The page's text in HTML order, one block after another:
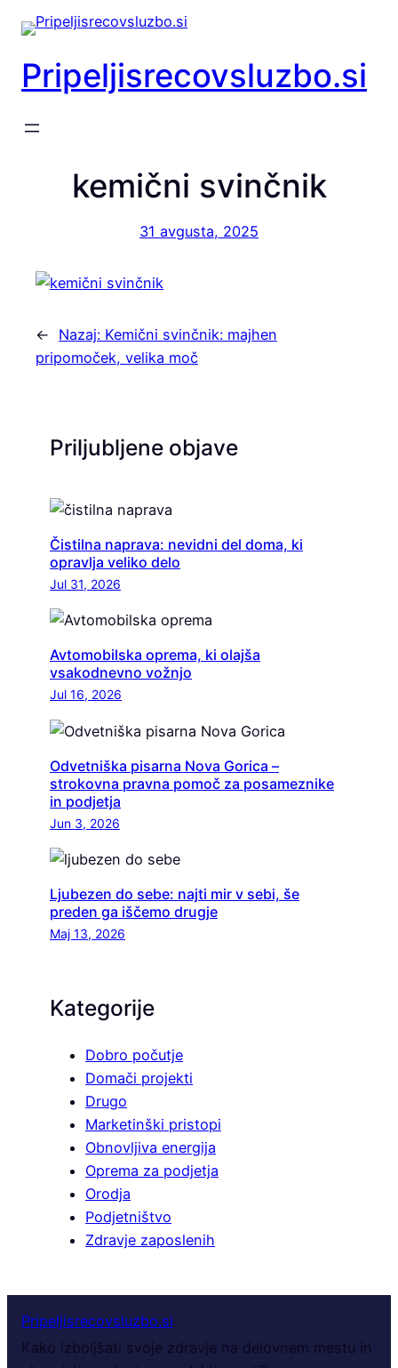
Preskoči
na
vsebino
Pripeljisrecovsluzbo.si
kemični svinčnik
31 avgusta, 2025
← Nazaj: Kemični svinčnik: majhen
pripomoček, velika moč
Priljubljene objave
Čistilna naprava: nevidni del doma, ki
opravlja veliko delo
Jul 31, 2026
Avtomobilska oprema, ki olajša
vsakodnevno vožnjo
Jul 16, 2026
Odvetniška pisarna Nova Gorica –
strokovna pravna pomoč za posameznike
in podjetja
Jun 3, 2026
Ljubezen do sebe: najti mir v sebi, še
preden ga iščemo drugje
Maj 13, 2026
Kategorije
Dobro počutje
Domači projekti
Drugo
Marketinški pristopi
Obnovljiva energija
Oprema za podjetja
Orodja
Podjetništvo
Zdravje zaposlenih
Pripeljisrecovsluzbo.si
Kako izboljšati svoje zdravje na delovnem mestu in